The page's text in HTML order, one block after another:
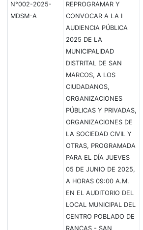
N°002-2025-
MDSM-A
REPROGRAMAR Y
CONVOCAR A LA I
AUDIENCIA PÚBLICA
2025 DE LA
MUNICIPALIDAD
DISTRITAL DE SAN
MARCOS, A LOS
CIUDADANOS,
ORGANIZACIONES
PÚBLICAS Y PRIVADAS,
ORGANIZACIONES DE
LA SOCIEDAD CIVIL Y
OTRAS, PROGRAMADA
PARA EL DÍA JUEVES
05 DE JUNIO DE 2025,
A HORAS 09:00 A.M.
EN EL AUDITORIO DEL
LOCAL MUNICIPAL DEL
CENTRO POBLADO DE
RANCAS - SAN